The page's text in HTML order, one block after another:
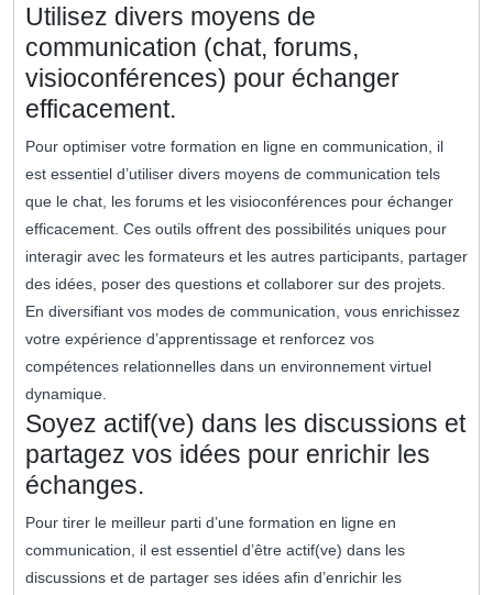
Utilisez divers moyens de
communication (chat, forums,
visioconférences) pour échanger
efficacement.
Pour optimiser votre formation en ligne en communication, il
est essentiel d’utiliser divers moyens de communication tels
que le chat, les forums et les visioconférences pour échanger
efficacement. Ces outils offrent des possibilités uniques pour
interagir avec les formateurs et les autres participants, partager
des idées, poser des questions et collaborer sur des projets.
En diversifiant vos modes de communication, vous enrichissez
votre expérience d’apprentissage et renforcez vos
compétences relationnelles dans un environnement virtuel
dynamique.
Soyez actif(ve) dans les discussions et
partagez vos idées pour enrichir les
échanges.
Pour tirer le meilleur parti d’une formation en ligne en
communication, il est essentiel d’être actif(ve) dans les
discussions et de partager ses idées afin d’enrichir les